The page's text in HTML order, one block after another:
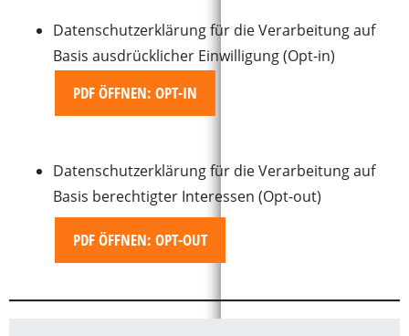
Datenschutzerklärung für die Verarbeitung auf
Basis ausdrücklicher Einwilligung (Opt-in)
PDF ÖFFNEN: OPT-IN
Datenschutzerklärung für die Verarbeitung auf
Basis berechtigter Interessen (Opt-out)
PDF ÖFFNEN: OPT-OUT